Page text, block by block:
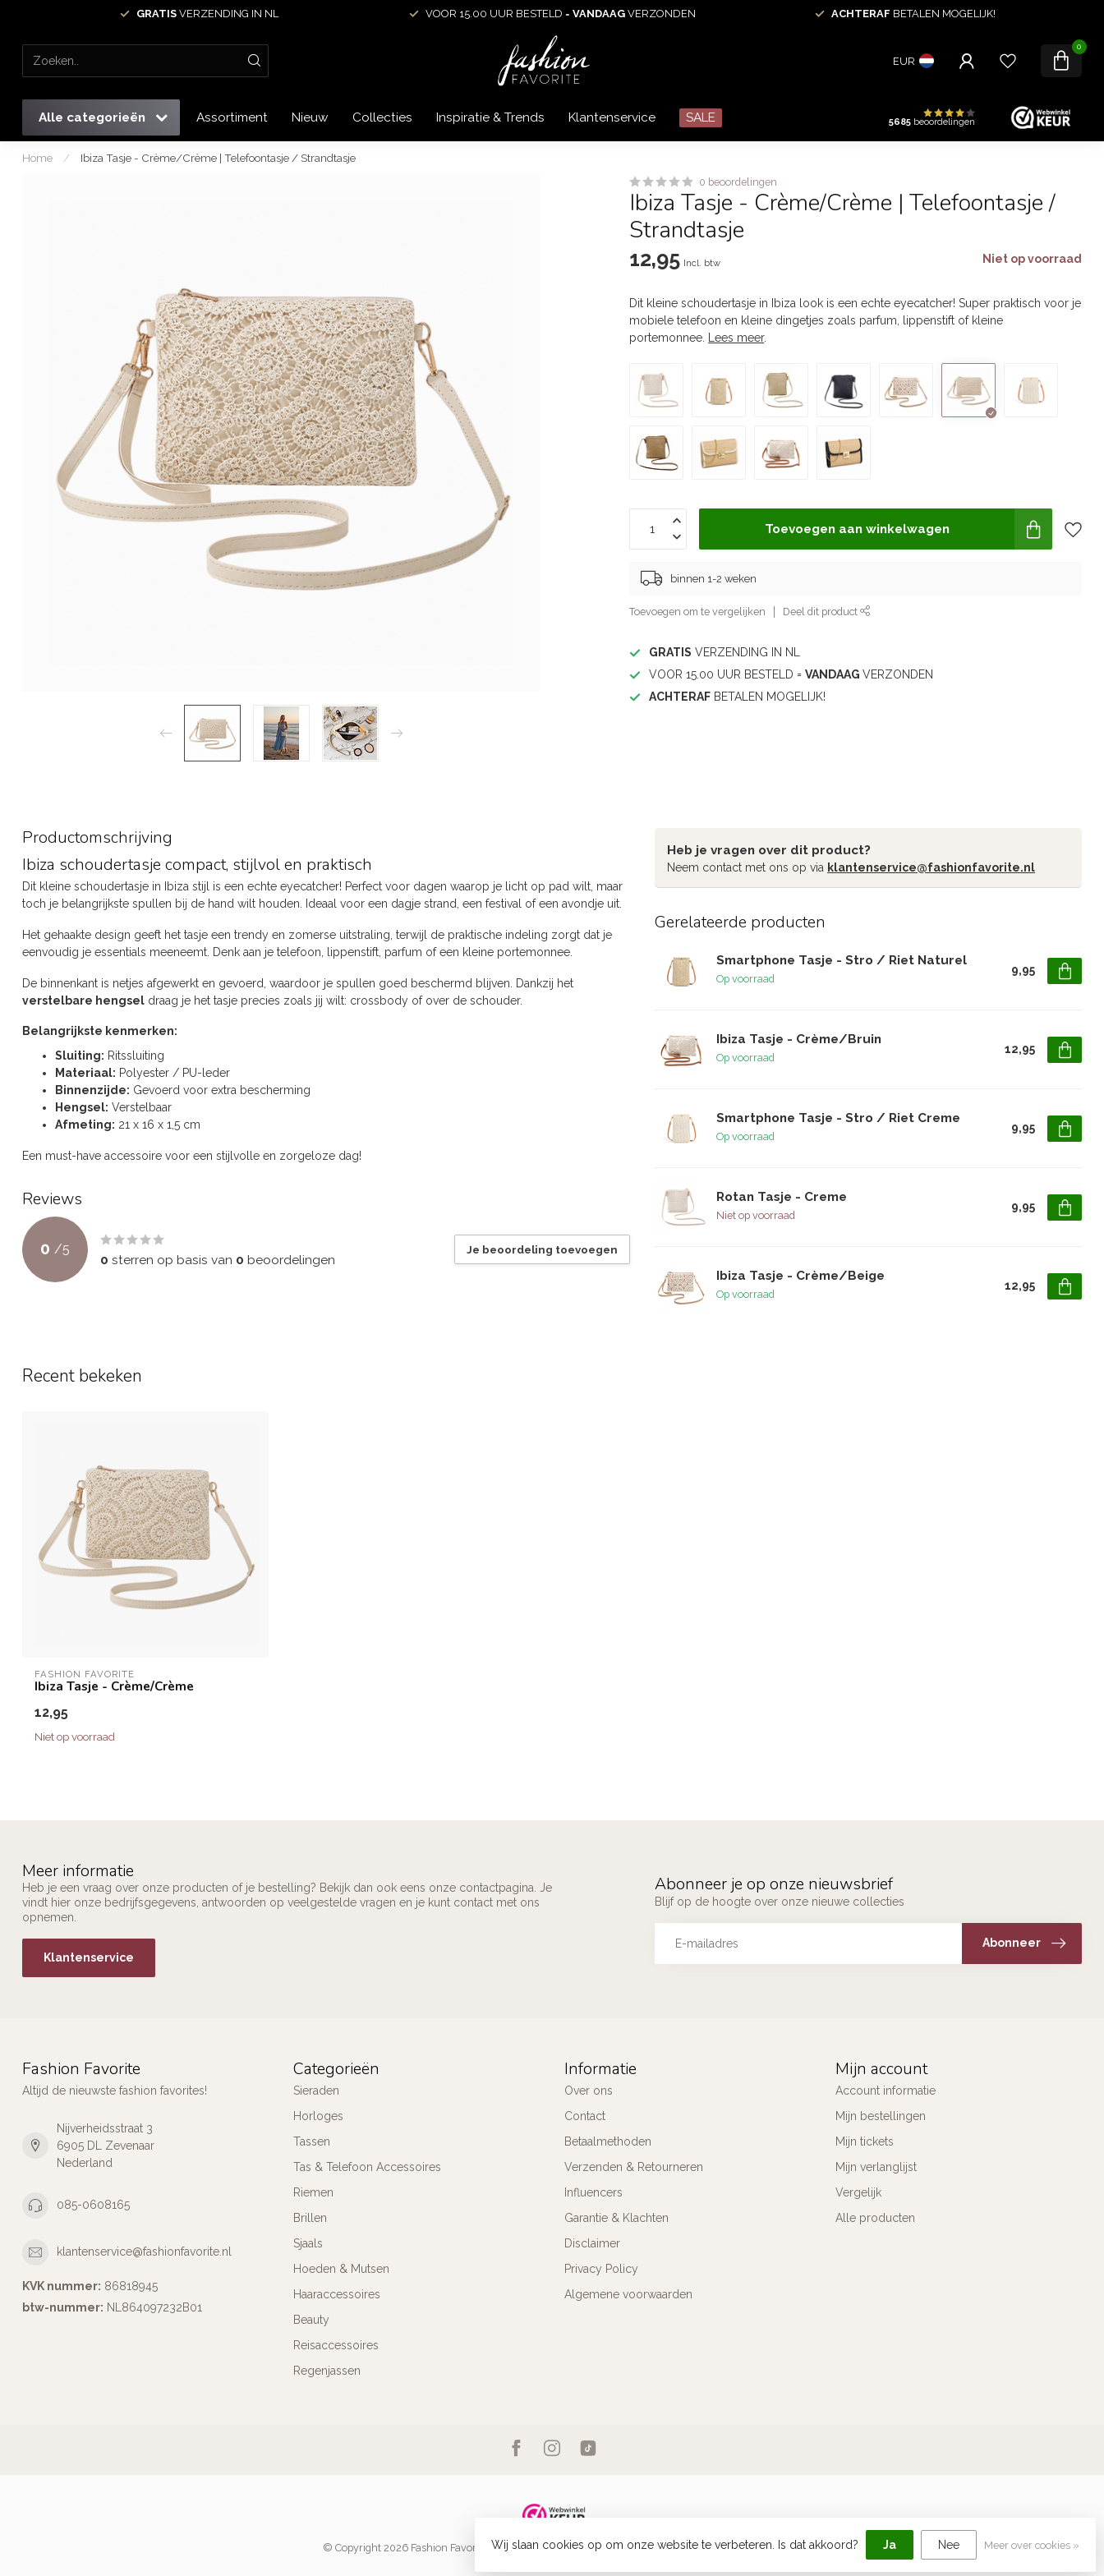
GRATISVERZENDING IN NL VOOR 15.00 UUR BESTELD = VANDAAG VERZONDEN ACHTERAF BETALEN MOGELIJK!
EUR
0
Alle categorieën Assortiment Nieuw Collecties Inspiratie & Trends Klantenservice SALE 5685 beoordelingen
Home / Ibiza Tasje - Crème/Crème | Telefoontasje / Strandtasje
0 beoordelingen
Ibiza Tasje - Crème/Crème | Telefoontasje /
Strandtasje
12,95 Incl. btw Niet op voorraad
Dit kleine schoudertasje in Ibiza look is een echte eyecatcher! Super praktisch voor je
mobiele telefoon en kleine dingetjes zoals parfum, lippenstift of kleine
portemonnee.
Lees meer.
Toevoegen aan winkelwagen
binnen 1-2 weken
Toevoegen om te vergelijken Deel dit product
GRATIS VERZENDING IN NL
VOOR 15.00 UUR BESTELD =VANDAAGVERZONDEN
ACHTERAF BETALEN MOGELIJK!
Productomschrijving
Ibiza schoudertasje compact, stijlvol en praktisch
Dit kleine schoudertasje in Ibiza stijl is een echte eyecatcher! Perfect voor dagen waarop je licht op pad wilt, maar
toch je belangrijkste spullen bij de hand wilt houden. Ideaal voor een dagje strand, een festival of een avondje uit.
Het gehaakte design geeft het tasje een trendy en zomerse uitstraling, terwijl de praktische indeling zorgt dat je
eenvoudig je essentials meeneemt. Denk aan je telefoon, lippenstift, parfum of een kleine portemonnee.
De binnenkant is netjes afgewerkt en gevoerd, waardoor je spullen goed beschermd blijven. Dankzij het
verstelbare hengsel draag je het tasje precies zoals jij wilt: crossbody of over de schouder.
Belangrijkste kenmerken:
Sluiting: Ritssluiting
Materiaal: Polyester / PU-leder
Binnenzijde: Gevoerd voor extra bescherming
Hengsel: Verstelbaar
Afmeting: 21 x 16 x 1,5 cm
Een must-have accessoire voor een stijlvolle en zorgeloze dag!
Reviews
0 /5
0 sterren op basis van 0 beoordelingen
Je beoordeling toevoegen
Heb je vragen over dit product?
Neem contact met ons op via klantenservice@fashionfavorite.nl
Gerelateerde producten
Smartphone Tasje - Stro / Riet Naturel
Op voorraad
9,95
Ibiza Tasje - Crème/Bruin
Op voorraad
12,95
Smartphone Tasje - Stro / Riet Creme
Op voorraad
9,95
Rotan Tasje - Creme
Niet op voorraad
9,95
Ibiza Tasje - Crème/Beige
Op voorraad
12,95
Recent bekeken
FASHION FAVORITE
Ibiza Tasje - Crème/Crème
12,95
Niet op voorraad
Meer informatie
Heb je een vraag over onze producten of je bestelling? Bekijk dan ook eens onze contactpagina. Je
vindt hier onze bedrijfsgegevens, antwoorden op veelgestelde vragen en je kunt contact met ons
opnemen.
Klantenservice
Abonneer je op onze nieuwsbrief
Blijf op de hoogte over onze nieuwe collecties
Abonneer
Fashion Favorite
Altijd de nieuwste fashion favorites!
Nijverheidsstraat 3
6905 DL Zevenaar
Nederland
085-0608165
klantenservice@fashionfavorite.nl
KVK nummer: 86818945
btw-nummer: NL864097232B01
Categorieën
Sieraden
Horloges
Tassen
Tas & Telefoon Accessoires
Riemen
Brillen
Sjaals
Hoeden & Mutsen
Haaraccessoires
Beauty
Reisaccessoires
Regenjassen
Informatie
Over ons
Contact
Betaalmethoden
Verzenden & Retourneren
Influencers
Garantie & Klachten
Disclaimer
Privacy Policy
Algemene voorwaarden
Mijn account
Account informatie
Mijn bestellingen
Mijn tickets
Mijn verlanglijst
Vergelijk
Alle producten
© Copyright 2026 Fashion Favorite - Powered byLightspeed -Lightspeed design byDyvelopment
Wij slaan cookies op om onze website te verbeteren. Is dat akkoord? Ja Nee Meer over cookies »